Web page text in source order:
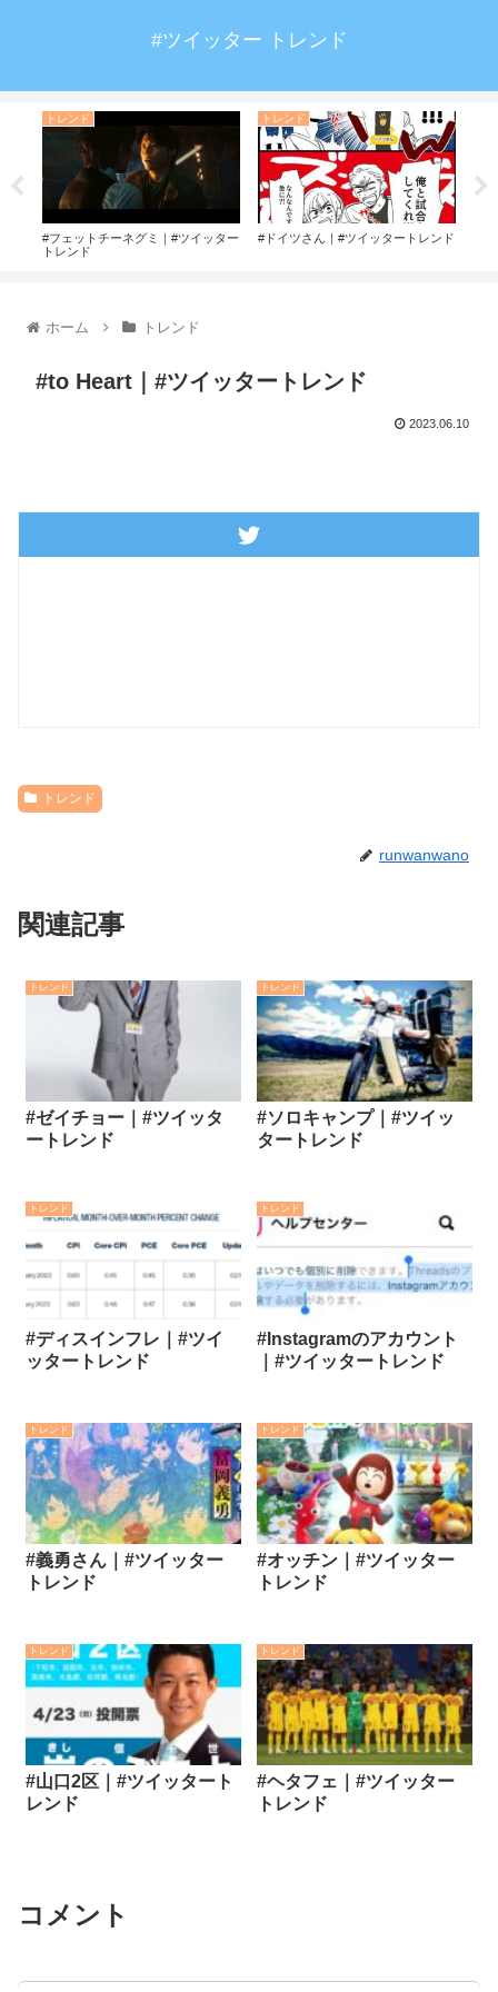
#ツイッター トレンド
トレンド
#フェットチーネグミ｜#ツイッター
トレンド
トレンド
#ドイツさん｜#ツイッタートレンド
ホーム トレンド
#to Heart｜#ツイッタートレンド
2023.06.10
トレンド
runwanwano
関連記事
トレンド
#ゼイチョー｜#ツイッタ
ートレンド
トレンド
#ソロキャンプ｜#ツイッ
タートレンド
トレンド
#ディスインフレ｜#ツイ
ッタートレンド
トレンド
#Instagramのアカウント
｜#ツイッタートレンド
トレンド
#義勇さん｜#ツイッター
トレンド
トレンド
#オッチン｜#ツイッター
トレンド
トレンド
#山口2区｜#ツイッタート
レンド
トレンド
#ヘタフェ｜#ツイッター
トレンド
コメント